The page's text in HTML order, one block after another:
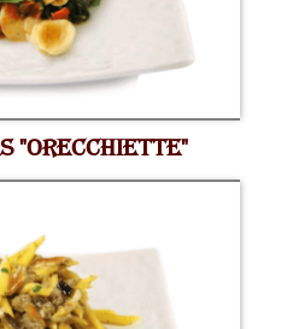
"ORECCHIETTE"